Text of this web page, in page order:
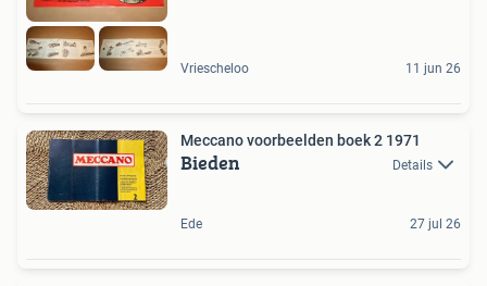
Vriescheloo 11 jun 26
Meccano voorbeelden boek 2 1971
Bieden Details
Ede 27 jul 26